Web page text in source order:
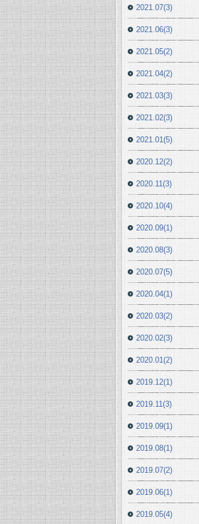
2021.07(3)
2021.06(3)
2021.05(2)
2021.04(2)
2021.03(3)
2021.02(3)
2021.01(5)
2020.12(2)
2020.11(3)
2020.10(4)
2020.09(1)
2020.08(3)
2020.07(5)
2020.04(1)
2020.03(2)
2020.02(3)
2020.01(2)
2019.12(1)
2019.11(3)
2019.09(1)
2019.08(1)
2019.07(2)
2019.06(1)
2019.05(4)